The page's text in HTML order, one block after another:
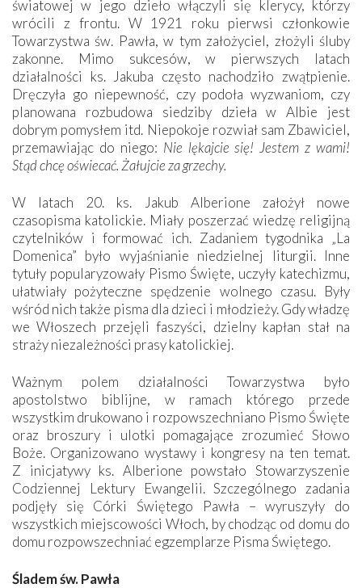
światowej w jego dzieło włączyli się klerycy, którzy
wrócili z frontu. W 1921 roku pierwsi członkowie
Towarzystwa św. Pawła, w tym założyciel, złożyli śluby
zakonne. Mimo sukcesów, w pierwszych latach
działalności ks. Jakuba często nachodziło zwątpienie.
Dręczyła go niepewność, czy podoła wyzwaniom, czy
planowana rozbudowa siedziby dzieła w Albie jest
dobrym pomysłem itd. Niepokoje rozwiał sam Zbawiciel,
przemawiając do niego: Nie lękajcie się! Jestem z wami!
Stąd chcę oświecać. Żałujcie za grzechy.
W latach 20. ks. Jakub Alberione założył nowe
czasopisma katolickie. Miały poszerzać wiedzę religijną
czytelników i formować ich. Zadaniem tygodnika „La
Domenica” było wyjaśnianie niedzielnej liturgii. Inne
tytuły popularyzowały Pismo Święte, uczyły katechizmu,
ułatwiały pożyteczne spędzenie wolnego czasu. Były
wśród nich także pisma dla dzieci i młodzieży. Gdy władzę
we Włoszech przejęli faszyści, dzielny kapłan stał na
straży niezależności prasy katolickiej.
Ważnym polem działalności Towarzystwa było
apostolstwo biblijne, w ramach którego przede
wszystkim drukowano i rozpowszechniano Pismo Święte
oraz broszury i ulotki pomagające zrozumieć Słowo
Boże. Organizowano wystawy i kongresy na ten temat.
Z inicjatywy ks. Alberione powstało Stowarzyszenie
Codziennej Lektury Ewangelii. Szczególnego zadania
podjęły się Córki Świętego Pawła – wyruszyły do
wszystkich miejscowości Włoch, by chodząc od domu do
domu rozpowszechniać egzemplarze Pisma Świętego.
Śladem św. Pawła